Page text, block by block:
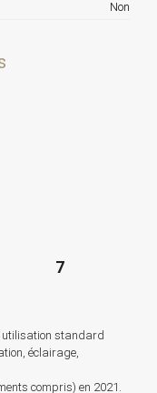
Non
7
utilisation standard
éclairage,
compris) en 2021.